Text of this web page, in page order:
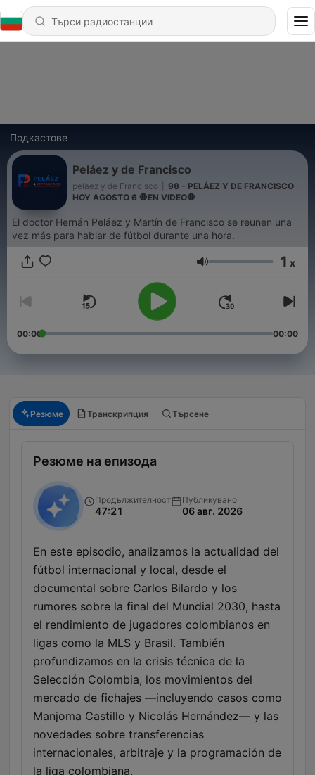
Подкастове
Peláez y de Francisco
pelaez y de Francisco
98 - PELÁEZ Y DE FRANCISCO
HOY AGOSTO 6 🛑EN VIDEO🛑
El doctor Hernán Peláez y Martín de Francisco se reunen una
vez más para hablar de fútbol durante una hora.
Сила на звука
1 x
00:00 00:00
Резюме Транскрипция Търсене
Резюме на епизода
Продължителност
47:21
Публикувано
06 авг. 2026
En este episodio, analizamos la actualidad del
fútbol internacional y local, desde el
documental sobre Carlos Bilardo y los
rumores sobre la final del Mundial 2030, hasta
el rendimiento de jugadores colombianos en
ligas como la MLS y Brasil. También
profundizamos en la crisis técnica de la
Selección Colombia, los movimientos del
mercado de fichajes —incluyendo casos como
Manjoma Castillo y Nicolás Hernández— y las
novedades sobre transferencias
internacionales, arbitraje y la programación de
la liga colombiana.